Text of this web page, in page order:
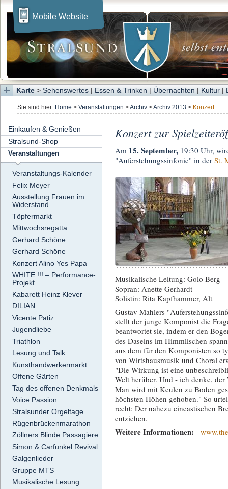
Mobile Website
Karte > Sehenswertes | Essen & Trinken | Übernachten | Kultur |
Sie sind hier: Home > Veranstaltungen >Archiv >Archiv 2013 > Konzert
Einkaufen & Genießen
Stralsund-Shop
Veranstaltungen
Veranstaltungs-Kalender
Felix Meyer
Ausstellung Frauen im
Widerstand
Töpfermarkt
Mittwochsregatta
Gerhard Schöne
Gerhard Schöne
Konzert Alino Yes Papa
WHITE !!! – Performance-
Projekt
Kabarett Heinz Klever
DILIAN
Vicente Patiz
Jugendliebe
Triathlon
Lesung und Talk
Kunsthandwerkermarkt
Offene Gärten
Tag des offenen Denkmals
Voice Passion
Stralsunder Orgeltage
Rügenbrückenmarathon
Zöllners Blinde Passagiere
Simon & Carfunkel Revival
Galgenlieder
Gruppe MTS
Musikalische Lesung
Konzert zur
Am 15. September, 19:30 Uhr,
"Auferstehungssinfonie" in der St.
Musikalische Leitung: Golo Berg
Sopran: Anette Gerhardt
Solistin: Rita Kapfhammer, Alt
Gustav Mahlers
stellt der junge Komponist die
beantwortet sie, indem er den
des Daseins im Himmlischen
aus dem für den Komponisten so
von Wirtshausmusik und Choral
"Die Wirkung ist eine
Welt herüber. Und - ich denke,
Man wird mit Keulen zu Boden
höchsten Höhen gehoben." So
recht: Der nahezu cineastischen
entziehen.
Weitere Informationen: